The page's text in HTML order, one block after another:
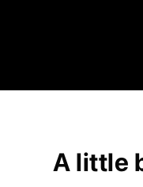
A little